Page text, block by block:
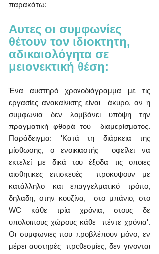
παρακάτω:
Αυτες οι συμφωνίες
θέτουν τον ιδιοκτητη,
αδικαιολόγητα σε
μειονεκτική θέση:
Ένα αυστηρό χρονοδιάγραμμα με τις
εργασίες ανακαίνισης είναι  άκυρο, αν η
συμφωνια δεν λαμβάνει υπόψη την
πραγματική φθορά του  διαμερίσματος.
Παράδειγμα: 'Κατά τη διάρκεια της
μίσθωσης, ο ενοικιαστής  οφείλει να
εκτελεί με δικά του έξοδα τις οποιες
αισθητικες επισκευές  προκυψουν με
κατάλληλο και επαγγελματικό τρόπο,
δηλαδη, στην κουζίνα,  στο μπάνιο, στο
WC κάθε τρία χρόνια, στους δε
υπολοιπους χώρους κάθε  πέντε χρόνια'.
Οι συμφωνιες που προβλέπουν μόνο, εν
μέρει αυστηρές  προθεσμίες, δεν γινονται